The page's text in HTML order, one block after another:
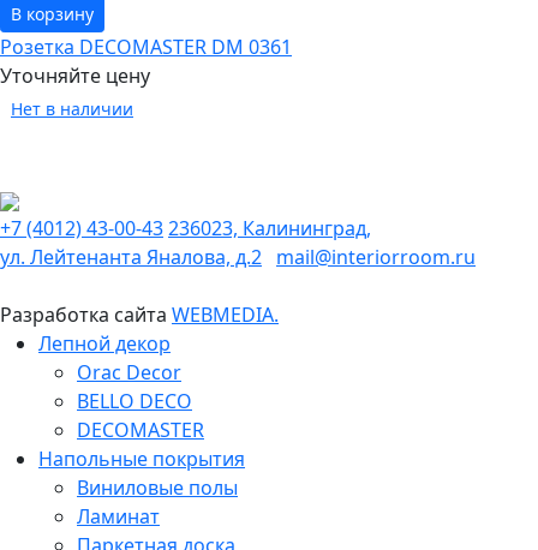
В корзину
Розетка DECOMASTER DM 0361
Уточняйте цену
Нет в наличии
+7 (4012) 43-00-43236023, Калининград,
ул. Лейтенанта Яналова, д.2 mail@interiorroom.ru
Разработка сайта WEBMEDIA.
Лепной декор
Orac Decor
BELLO DECO
DECOMASTER
Напольные покрытия
Виниловые полы
Ламинат